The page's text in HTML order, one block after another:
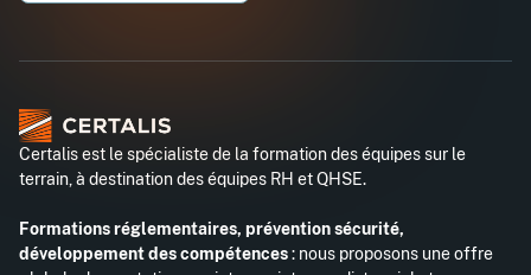
Certalis est le spécialiste de la formation des équipes sur le
terrain, à destination des équipes RH et QHSE.
Formations réglementaires, prévention sécurité,
développement des compétences: nous proposons une offre